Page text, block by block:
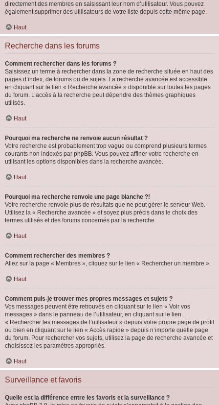
directement des membres en saisissant leur nom d’utilisateur. Vous pouvez
également supprimer des utilisateurs de votre liste depuis cette même page.
Haut
Recherche dans les forums
Comment rechercher dans les forums ?
Saisissez un terme à rechercher dans la zone de recherche située en haut des
pages d’index, de forums ou de sujets. La recherche avancée est accessible
en cliquant sur le lien « Recherche avancée » disponible sur toutes les pages
du forum. L’accès à la recherche peut dépendre des thèmes graphiques
utilisés.
Haut
Pourquoi ma recherche ne renvoie aucun résultat ?
Votre recherche est probablement trop vague ou comprend plusieurs termes
courants non indexés par phpBB. Vous pouvez affiner votre recherche en
utilisant les options disponibles dans la recherche avancée.
Haut
Pourquoi ma recherche renvoie une page blanche ?!
Votre recherche renvoie plus de résultats que ne peut gérer le serveur Web.
Utilisez la « Recherche avancée » et soyez plus précis dans le choix des
termes utilisés et des forums concernés par la recherche.
Haut
Comment rechercher des membres ?
Allez sur la page « Membres », cliquez sur le lien « Rechercher un membre ».
Haut
Comment puis-je trouver mes propres messages et sujets ?
Vos messages peuvent être retrouvés en cliquant sur le lien « Voir vos
messages » dans le panneau de l’utilisateur, en cliquant sur le lien
« Rechercher les messages de l’utilisateur » depuis votre propre page de profil
ou bien en cliquant sur le lien « Accès rapide » depuis n’importe quelle page
du forum. Pour rechercher vos sujets, utilisez la page de recherche avancée et
choisissez les paramètres appropriés.
Haut
Surveillance et favoris
Quelle est la différence entre les favoris et la surveillance ?